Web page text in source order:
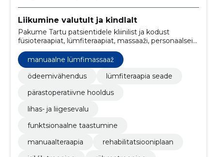
Liikumine valutult ja kindlalt
Pakume Tartu patsientidele kliinilist ja kodust
füsioteraapiat, lümfiteraapiat, massaaži, personaalseid
treeninguid ning kompressioontooted valu
vähendamiseks ja taastumise kiirendamiseks.
manuaalne lümfimassaaž
ödeemivähendus
lümfiteraapia seade
pärastoperatiivne hooldus
lihas- ja liigesevalu
funktsionaalne taastumine
manuaalteraapia
rehabilitatsiooniplaan